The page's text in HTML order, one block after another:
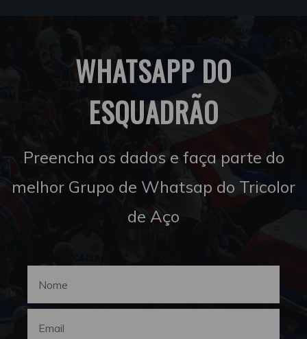
WHATSAPP DO
ESQUADRÃO
Preencha os dados e faça parte do
melhor Grupo de Whatsap do Tricolor
de Aço